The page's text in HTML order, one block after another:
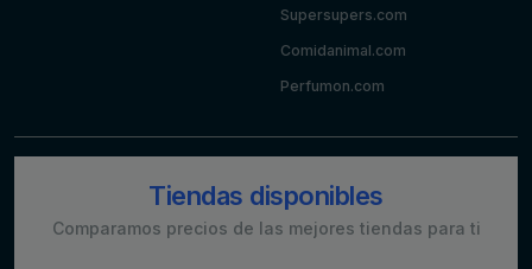
Supersupers.com
Comidanimal.com
Perfumon.com
Tiendas disponibles
Comparamos precios de las mejores tiendas para ti